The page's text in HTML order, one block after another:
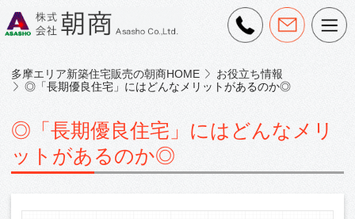
多摩エリア新築住宅販売の朝商HOME
お役立ち情報
◎「長期優良住宅」にはどんなメリットがあるのか◎
◎「長期優良住宅」にはどんなメリ
ットがあるのか◎